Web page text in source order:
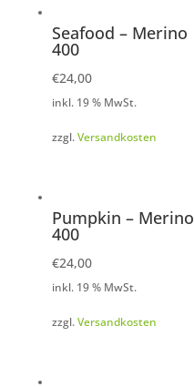
Seafood – Merino
400
€24,00
inkl. 19 % MwSt.
zzgl.Versandkosten
Pumpkin – Merino
400
€24,00
inkl. 19 % MwSt.
zzgl.Versandkosten